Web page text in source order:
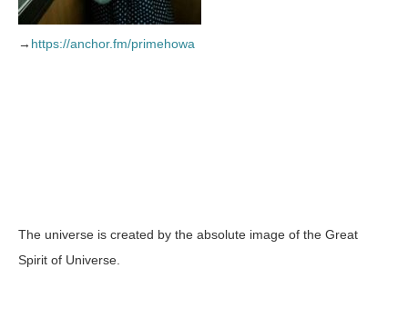
→ https://anchor.fm/primehowa
The universe is created by the absolute image of the Great
Spirit of Universe.